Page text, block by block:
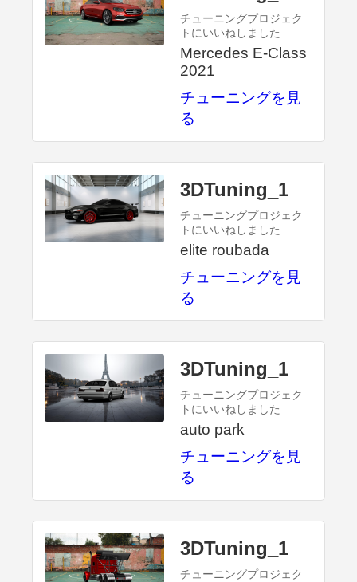
チューニングプロジェク
トにいいねしました
Mercedes E-Class
2021
チューニングを見
る
3DTuning_1
チューニングプロジェク
トにいいねしました
elite roubada
チューニングを見
る
3DTuning_1
チューニングプロジェク
トにいいねしました
auto park
チューニングを見
る
3DTuning_1
チューニングプロジェク